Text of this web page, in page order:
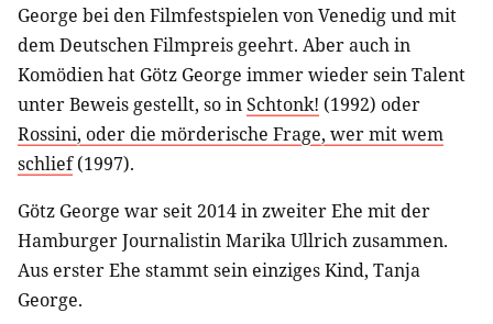
George bei den Filmfestspielen von Venedig und mit
dem Deutschen Filmpreis geehrt. Aber auch in
Komödien hat Götz George immer wieder sein Talent
unter Beweis gestellt, so inSchtonk! (1992) oder
Rossini, oder die mörderische Frage, wer mit wem
schlief(1997).
Götz George war seit 2014 in zweiter Ehe mit der
Hamburger Journalistin Marika Ullrich zusammen.
Aus erster Ehe stammt sein einziges Kind, Tanja
George.